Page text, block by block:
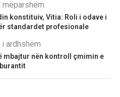
konstituiv, Vitia: Roli i odave i
standardet profesionale
ardhshëm
mbajtur nën kontroll çmimin e